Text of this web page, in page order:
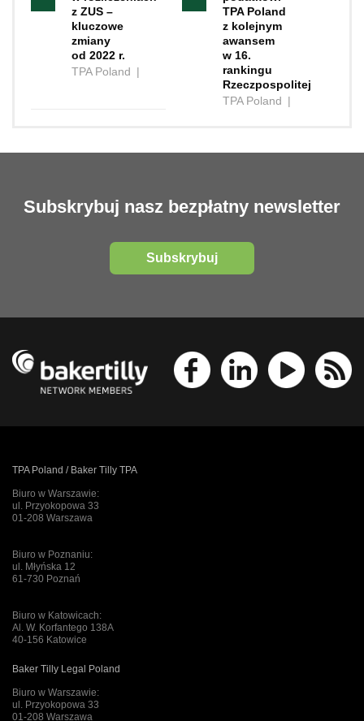
z ZUS –
kluczowe
zmiany
od 2022 r.
TPA Poland |
TPA Poland
z kolejnym
awansem
w 16.
rankingu
Rzeczpospolitej
TPA Poland |
Subskrybuj nasz bezpłatny newsletter
Subskrybuj
TPA Poland / Baker Tilly TPA
Biuro w Warszawie:
ul. Przyokopowa 33
01-208 Warszawa
Biuro w Poznaniu:
ul. Młyńska 12
61-730 Poznań
Biuro w Katowicach:
Al. W. Korfantego 138A
40-156 Katowice
Baker Tilly Legal Poland
Biuro w Warszawie:
ul. Przyokopowa 33
01-208 Warszawa